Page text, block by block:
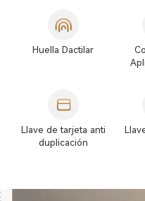
Huella Dactilar
Llave de tarjeta anti
duplicación